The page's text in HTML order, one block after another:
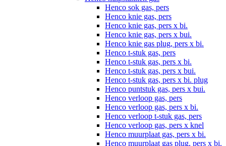
Henco sok gas, pers
Henco knie gas, pers
Henco knie gas, pers x bi.
Henco knie gas, pers x bui.
Henco knie gas plug, pers x bi.
Henco t-stuk gas, pers
Henco t-stuk gas, pers x bi.
Henco t-stuk gas, pers x bui.
Henco t-stuk gas, pers x bi. plug
Henco puntstuk gas, pers x bui.
Henco verloop gas, pers
Henco verloop gas, pers x bi.
Henco verloop t-stuk gas, pers
Henco verloop gas, pers x knel
Henco muurplaat gas, pers x bi.
Henco muurplaat gas plug, pers x bi.